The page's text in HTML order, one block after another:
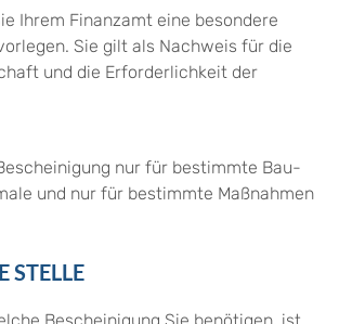
Ihrem Finanzamt eine besondere
Sie gilt als Nachweis für die
und die Erforderlichkeit der
nur für bestimmte Bau-
und nur für bestimmte Maßnahmen
STELLE